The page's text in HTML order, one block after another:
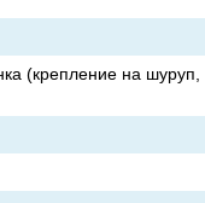
(крепление на шуруп,